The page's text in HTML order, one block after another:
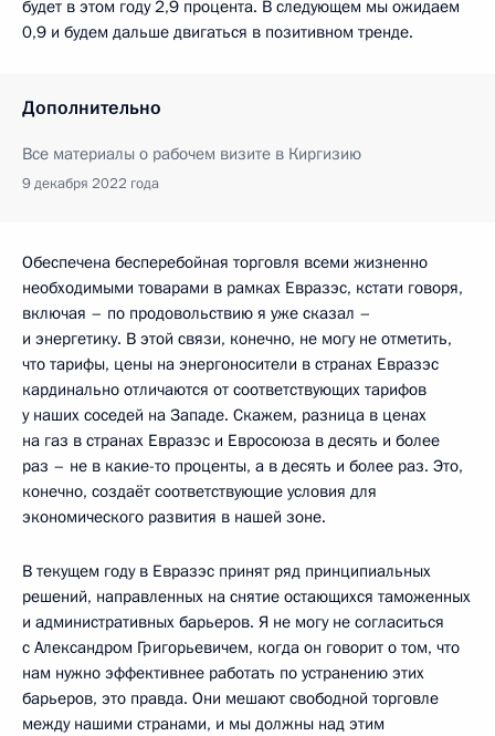
будет в этом году 2,9 процента. В следующем мы ожидаем
0,9 и будем дальше двигаться в позитивном тренде.
Дополнительно
Все материалы о рабочем визите в Киргизию
9 декабря 2022 года
Обеспечена бесперебойная торговля всеми жизненно
необходимыми товарами в рамках Евразэс, кстати говоря,
включая – по продовольствию я уже сказал –
и энергетику. В этой связи, конечно, не могу не отметить,
что тарифы, цены на энергоносители в странах Евразэс
кардинально отличаются от соответствующих тарифов
у наших соседей на Западе. Скажем, разница в ценах
на газ в странах Евразэс и Евросоюза в десять и более
раз – не в какие-то проценты, а в десять и более раз. Это,
конечно, создаёт соответствующие условия для
экономического развития в нашей зоне.
В текущем году в Евразэс принят ряд принципиальных
решений, направленных на снятие остающихся таможенных
и административных барьеров. Я не могу не согласиться
с Александром Григорьевичем, когда он говорит о том, что
нам нужно эффективнее работать по устранению этих
барьеров, это правда. Они мешают свободной торговле
между нашими странами, и мы должны над этим